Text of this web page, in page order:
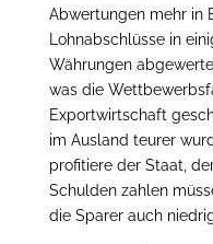
Abwertungen mehr in
Lohnabschlüsse in
Währungen
was die
Exportwirtschaft
im Ausland teurer
profitiere der Staat,
Schulden zahlen
die Sparer auch